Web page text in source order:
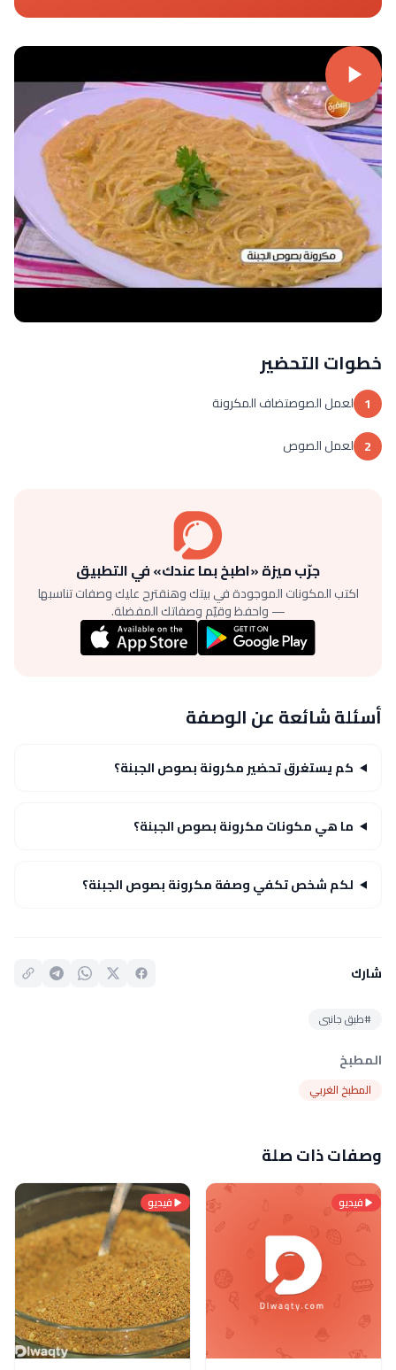
خطوات التحضير
1 لعمل الصوصتضاف المكرونة
2 لعمل الصوص
جرّب ميزة «اطبخ بما عندك» في التطبيق
اكتب المكونات الموجودة في بيتك وهنقترح عليك وصفات تناسبها
— واحفظ وقيّم وصفاتك المفضلة.
أسئلة شائعة عن الوصفة
كم يستغرق تحضير مكرونة بصوص الجبنة؟
ما هي مكونات مكرونة بصوص الجبنة؟
لكم شخص تكفي وصفة مكرونة بصوص الجبنة؟
شارك
#طبق جانبى
المطبخ
المطبخ الغربي
وصفات ذات صلة
فيديو فيديو